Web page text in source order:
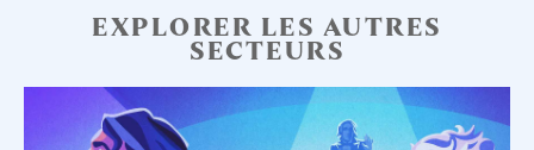
EXPLORER LES AUTRES
SECTEURS